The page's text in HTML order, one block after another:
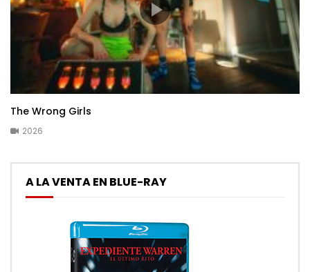
The Wrong Girls
2026
A LA VENTA EN BLUE-RAY